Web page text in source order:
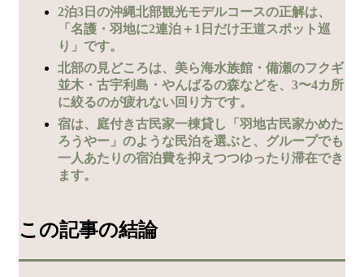
2泊3日の沖縄北部観光モデルコースの正解は、
「名護・羽地に2連泊＋1日だけ王道スポット巡
り」です。
北部の見どころは、美ら海水族館・備瀬のフクギ
並木・古宇利島・やんばるの森などを、3〜4カ所
に絞るのが疲れない回り方です。
宿は、庭付き古民家一棟貸し「羽地古民家かめた
ろうやー」のような民泊を選ぶと、グループでも
一人あたりの宿泊費を抑えつつゆったり滞在でき
ます。
この記事の結論